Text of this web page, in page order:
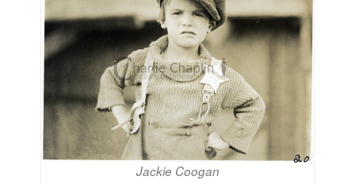
Jackie Coogan